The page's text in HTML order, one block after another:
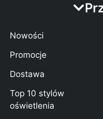
Nowości
Promocje
Dostawa
Top 10 stylów
oświetlenia